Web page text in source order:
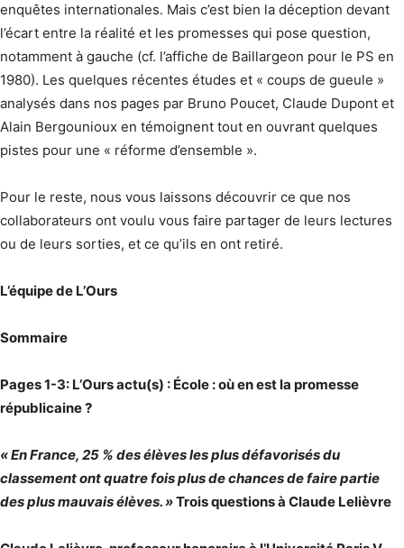
enquêtes internationales. Mais c’est bien la déception devant
l’écart entre la réalité et les promesses qui pose question,
notamment à gauche (cf. l’affiche de Baillargeon pour le PS en
1980). Les quelques récentes études et « coups de gueule »
analysés dans nos pages par Bruno Poucet, Claude Dupont et
Alain Bergounioux en témoignent tout en ouvrant quelques
pistes pour une « réforme d’ensemble ».
Pour le reste, nous vous laissons découvrir ce que nos
collaborateurs ont voulu vous faire partager de leurs lectures
ou de leurs sorties, et ce qu’ils en ont retiré.
L’équipe de L’Ours
Sommaire
Pages 1-3: L’Ours actu(s) : École : où en est la promesse
républicaine ?
« En France, 25 % des élèves les plus défavorisés du
classement ont quatre fois plus de chances de faire partie
des plus mauvais élèves. »Trois questions à Claude Lelièvre